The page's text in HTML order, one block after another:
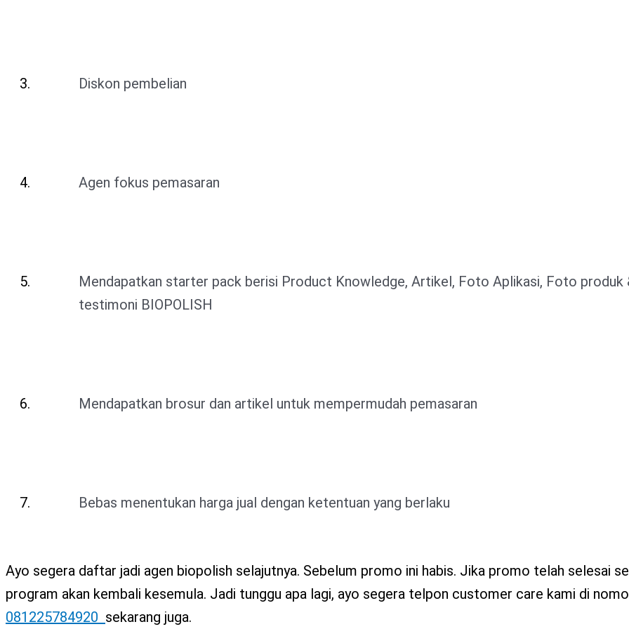
Diskon pembelian
Agen fokus pemasaran
Mendapatkan starter pack berisi Product Knowledge, Artikel, Foto Aplikasi, Foto produk
testimoni BIOPOLISH
Mendapatkan brosur dan artikel untuk mempermudah pemasaran
Bebas menentukan harga jual dengan ketentuan yang berlaku
Ayo segera daftar jadi agen biopolish selajutnya. Sebelum promo ini habis. Jika promo telah selesai
program akan kembali kesemula. Jadi tunggu apa lagi, ayo segera telpon customer care kami di
081225784920 sekarang juga.